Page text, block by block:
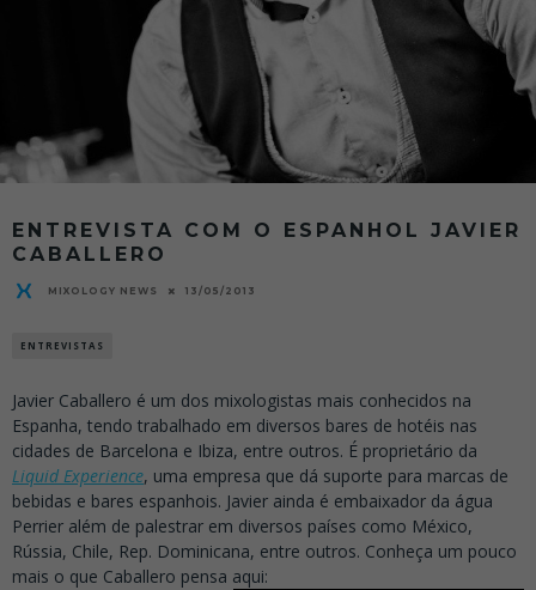
ENTREVISTA COM O ESPANHOL JAVIER
CABALLERO
MIXOLOGY NEWS 13/05/2013
ENTREVISTAS
Javier Caballero é um dos mixologistas mais conhecidos na
Espanha, tendo trabalhado em diversos bares de hotéis nas
cidades de Barcelona e Ibiza, entre outros. É proprietário da
Liquid Experience, uma empresa que dá suporte para marcas de
bebidas e bares espanhois. Javier ainda é embaixador da água
Perrier além de palestrar em diversos países como México,
Rússia, Chile, Rep. Dominicana, entre outros. Conheça um pouco
mais o que Caballero pensa aqui: